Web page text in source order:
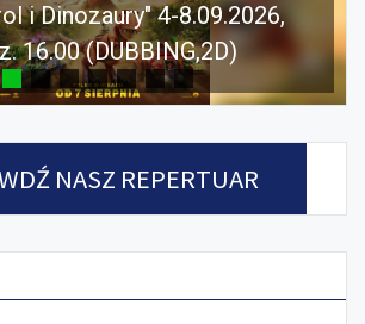
i Dinozaury" 4-8.09.2026,
16.00 (DUBBING,2D)
NASZ REPERTUAR